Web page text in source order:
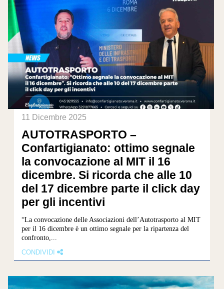
11 Dicembre 2025
AUTOTRASPORTO –
Confartigianato: ottimo segnale
la convocazione al MIT il 16
dicembre. Si ricorda che alle 10
del 17 dicembre parte il click day
per gli incentivi
“La convocazione delle Associazioni dell’Autotrasporto al MIT
per il 16 dicembre è un ottimo segnale per la ripartenza del
confronto,...
CONDIVIDI